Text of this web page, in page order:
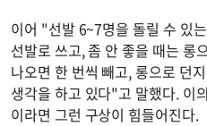
이어 "선발 6~7명을 돌릴 수 있
선발로 쓰고, 좀 안 좋을 때는 롱
나오면 한 번씩 빼고, 롱으로 던
생각을 하고 있다"고 말했다. 이
이라면 그런 구상이 힘들어진다.